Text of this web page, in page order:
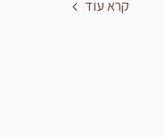
קרא עוד